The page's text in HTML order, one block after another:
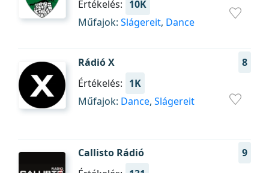
Értékelés: 10K
Műfajok: Slágereit, Dance
Rádió X
8
Értékelés: 1K
Műfajok: Dance, Slágereit
Callisto Rádió
9